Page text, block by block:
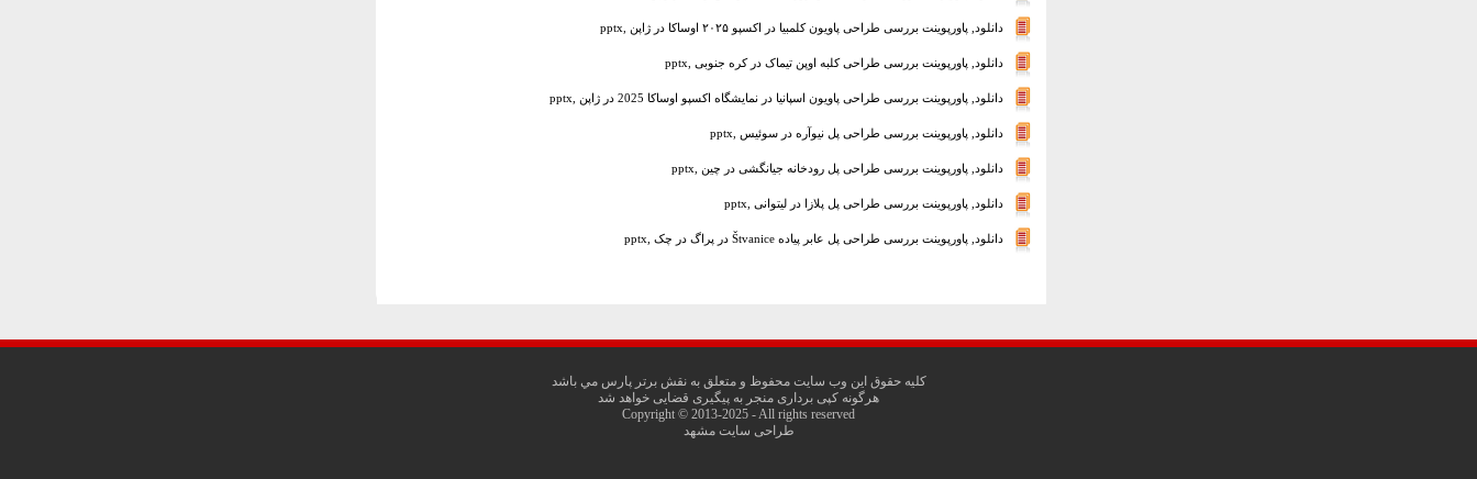
دانلود, پاورپوینت بررسی طراحی پاویون کلمبیا در اکسپو ۲۰۲۵ اوساکا در ژاپن ,pptx
دانلود, پاورپوینت بررسی طراحی کلبه اوپن تیماک در کره جنوبی ,pptx
دانلود, پاورپوینت بررسی طراحی پاویون اسپانیا در نمایشگاه اکسپو اوساکا 2025 در ژاپن ,pptx
دانلود, پاورپوینت بررسی طراحی پل نیوآره در سوئیس ,pptx
دانلود, پاورپوینت بررسی طراحی پل رودخانه جیانگشی در چین ,pptx
دانلود, پاورپوینت بررسی طراحی پل پلازا در لیتوانی ,pptx
دانلود, پاورپوینت بررسی طراحی پل عابر پیاده Štvanice در پراگ در چک ,pptx
کليه حقوق اين وب سايت محفوظ و متعلق به نقش برتر پارس مي باشد
هرگونه کپی برداری منجر به پیگیری قضایی خواهد شد
Copyright © 2013-2025 - All rights reserved
طراحی سایت مشهد